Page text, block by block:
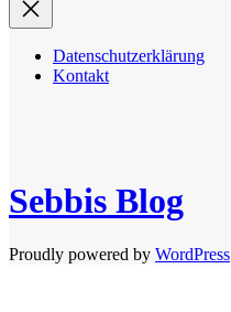
Datenschutzerklärung
Kontakt
Sebbis Blog
Proudly powered by WordPress